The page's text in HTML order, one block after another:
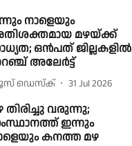
നാളെയും
മഴയ്ക്ക്
ഒൻപത് ജില്ലകളിൽ
അലേർട്ട്
ഡെസ്ക് 31 Jul 2026
തിരിച്ചു വരുന്നു;
ഇന്നും
കനത്ത മഴ